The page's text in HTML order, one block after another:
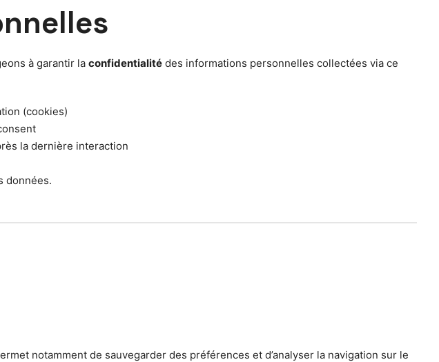
à garantir la confidentialité des informations personnelles collectées via ce
(cookies)
la dernière interaction
données.
notamment de sauvegarder des préférences et d’analyser la navigation sur le